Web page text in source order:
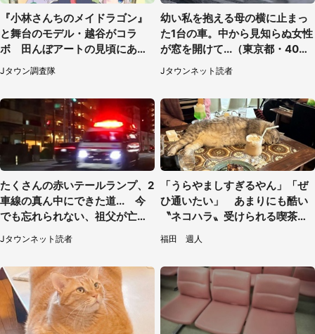
『小林さんちのメイドラゴン』
と舞台のモデル・越谷がコラ
ボ 田んぼアートの見頃にあわ
せて企画続々【7／31～】
Jタウン調査隊
幼い私を抱える母の横に止まっ
た1台の車。中から見知らぬ女性
が窓を開けて...（東京都・40代
Jタウンネット読者
たくさんの赤いテールランプ、2
車線の真ん中にできた道... 今
でも忘れられない、祖父が亡く
なった夜に見た光景（30代女
性）
Jタウンネット読者
「うらやましすぎるやん」「ぜ
ひ通いたい」 あまりにも酷い
〝ネコハラ〟受けられる喫茶店
に5.3万人驚がく
福田 週人